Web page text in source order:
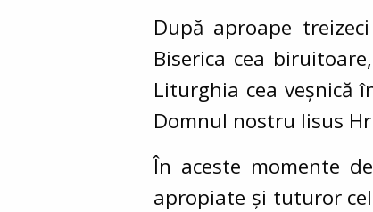
După aproape
Biserica cea
Liturghia cea veșnică
Domnul nostru Iisus
În aceste momente
apropiate și tuturor